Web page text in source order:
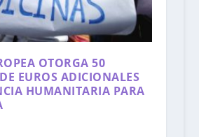
OTORGA 50
EUROS ADICIONALES
HUMANITARIA PARA